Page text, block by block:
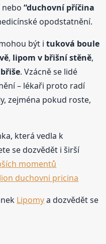
nebo“duchovní příčina
opodstatnění.
být ituková boule
, lipom v břišní stěně,
. Vzácně se lidé
– lékaři proto radí
zejména pokud roste,
která vedla k
se dozvědět i širší
momentů
duchovni pricina
Lipomya dozvědět se